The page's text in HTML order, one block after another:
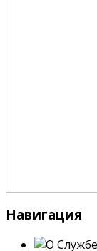
Навигация